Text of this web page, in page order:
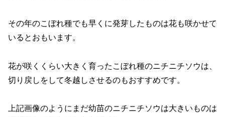
その年のこぼれ種でも早くに発芽したものは花も咲かせて
いるとおもいます。
花が咲くくらい大きく育ったこぼれ種のニチニチソウは、
切り戻しをして冬越しさせるのもおすすめです。
上記画像のようにまだ幼苗のニチニチソウは大きいものは